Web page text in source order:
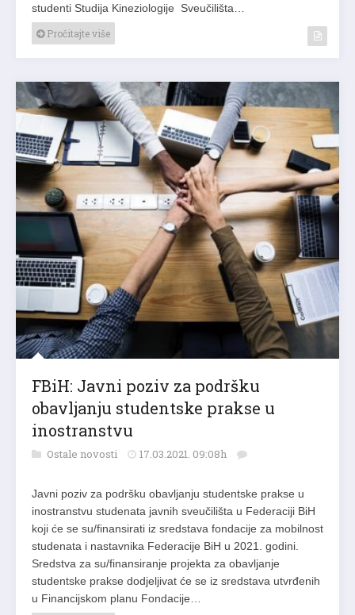
studenti Studija Kineziologije Sveučilišta…
Pročitajte više
FBiH: Javni poziv za podršku
obavljanju studentske prakse u
inostranstvu
Ostale novosti 17.03.2021. 09:08h
Javni poziv za podršku obavljanju studentske prakse u
inostranstvu studenata javnih sveučilišta u Federaciji BiH
koji će se su/finansirati iz sredstava fondacije za mobilnost
studenata i nastavnika Federacije BiH u 2021. godini.
Sredstva za su/finansiranje projekta za obavljanje
studentske prakse dodjeljivat će se iz sredstava utvrđenih
u Financijskom planu Fondacije…